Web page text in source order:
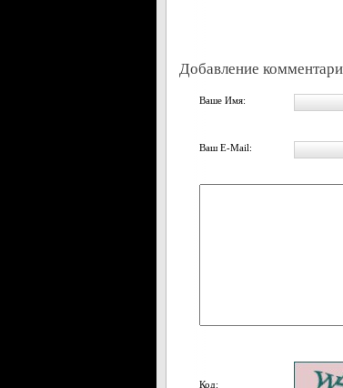
Добавление
Ваше Имя:
Ваш E-Mail:
Код: